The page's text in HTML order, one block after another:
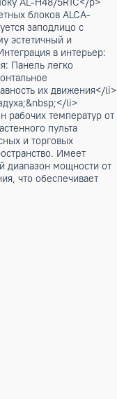
наружному блоку
5R1C,
которая
придавая ему
-
обслуживания:
свежего
диапазон
сенсорного
в офисных
жилое
управления,